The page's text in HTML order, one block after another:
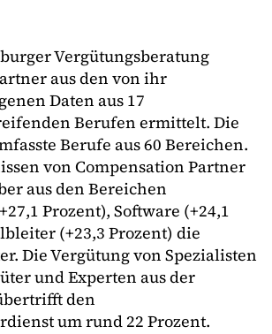
Vergütungsberatung
aus den von ihr
Daten aus 17
Berufen ermittelt. Die
Berufe aus 60 Bereichen.
von Compensation Partner
aus den Bereichen
Prozent), Software (+24,1
(+23,3 Prozent) die
Die Vergütung von Spezialisten
und Experten aus der
den
um rund 22 Prozent.